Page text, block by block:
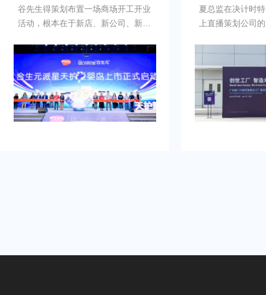
谷先生得策划布置一场商场开工开业
活动，根本在于新店、新公司、新品
并营造良好的品牌形象。再者得做
到：增加曝光度，吸引目标消费群
体，提高知名度，通过活动推动初期
销售。可是鉴于不具备充足的渠道和
资源进行大规模的市场推广。需要专
业的策划和执行来吸引目标人群，创
夏总监在决计时
上直播策划公司
畅、观众参与符
有担心策划公司
经验不足，影响
需得慎重决计。